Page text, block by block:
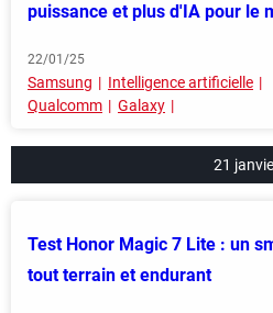
puissance et plus d'IA pour le
22/01/25
Samsung
Intelligence artificielle
Qualcomm
Galaxy
21
Test Honor Magic 7 Lite : un
tout terrain et endurant